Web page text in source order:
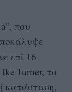
που
επί 16
Turner, το
κατάσταση,